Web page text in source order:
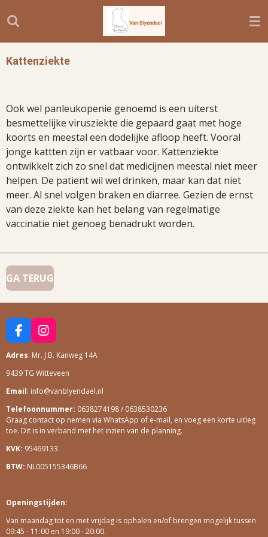
direct
naar
de
Kattenziekte
Ook wel panleukopenie genoemd is een uiterst
besmettelijke virusziekte die gepaard gaat met hoge
koorts en meestal een dodelijke afloop heeft. Vooral
jonge kattten zijn er vatbaar voor. Kattenziekte
ontwikkelt zich zo snel dat medicijnen meestal niet meer
helpen. De patient wil wel drinken, maar kan dat niet
meer. Al snel volgen braken en diarree. Gezien de ernst
van deze ziekte kan het belang van regelmatige
vaccinatie niet genoeg benadrukt worden.
GA TERUG
F
A
C
E
B
O
O
K
I
N
S
T
A
G
A
M
Adres: Mr. J.B. Kanweg 14A
9439 TG Witteveen
Email: info@vanblyendael.nl
Telefoonnummer: 0638274198 / 0638530236
Graag contact op nemen via WhatsApp of e-mail, en voeg een korte uitleg
toe. Dit is in verband met het inzien van de planning.
KVK: 95469133
BTW: NL005155346B66
Openingstijden:
Van maandag tot en met vrijdag is ophalen en/of brengen mogelijk tussen
09:45 - 11:00 en 19:00 - 20:00.